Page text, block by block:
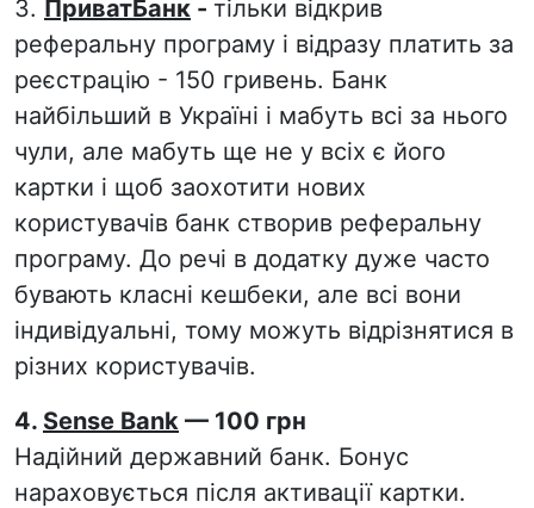
3. ПриватБанк - тільки відкрив
реферальну програму і відразу платить за
реєстрацію - 150 гривень. Банк
найбільший в Україні і мабуть всі за нього
чули, але мабуть ще не у всіх є його
картки і щоб заохотити нових
користувачів банк створив реферальну
програму. До речі в додатку дуже часто
бувають класні кешбеки, але всі вони
індивідуальні, тому можуть відрізнятися в
різних користувачів.
4. Sense Bank — 100 грн
Надійний державний банк. Бонус
нараховується після активації картки.